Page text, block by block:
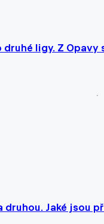
ligy. Z
druhou. Jaké jsou